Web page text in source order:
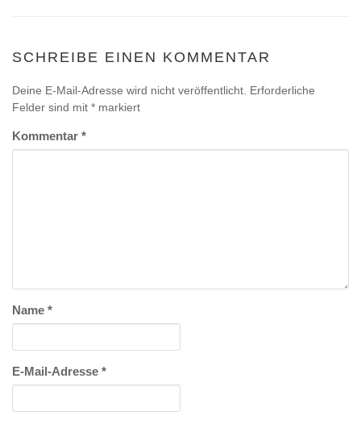
SCHREIBE EINEN KOMMENTAR
Deine E-Mail-Adresse wird nicht veröffentlicht. Erforderliche
Felder sind mit * markiert
Kommentar *
Name *
E-Mail-Adresse *